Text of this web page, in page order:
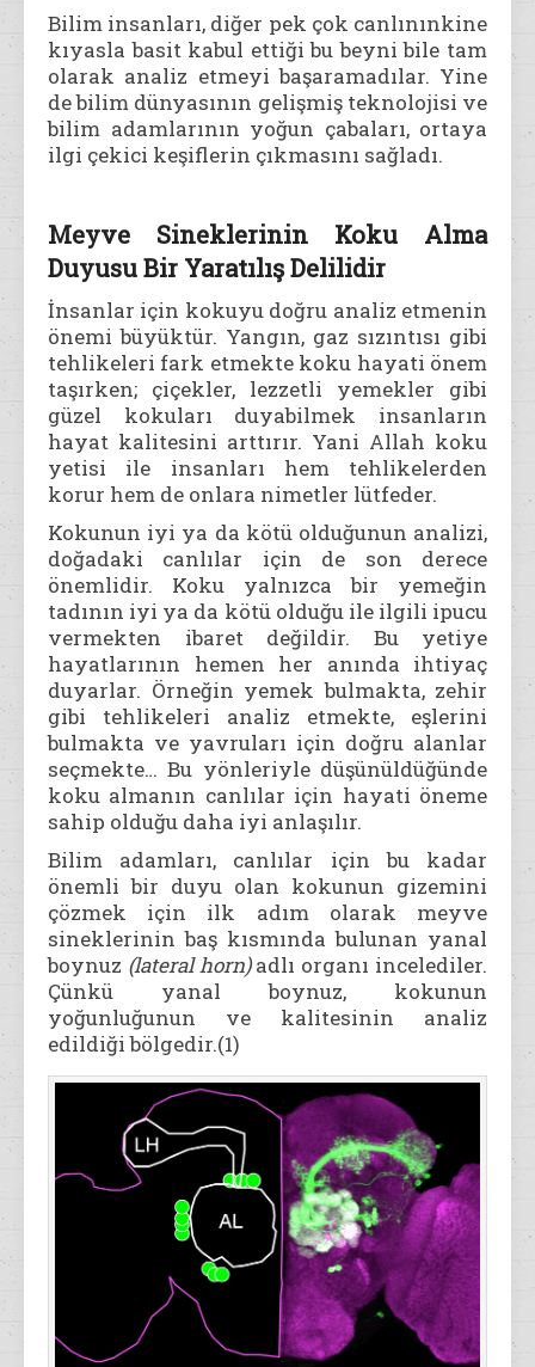
Bilim insanları, diğer pek çok canlınınkine
kıyasla basit kabul ettiği bu beyni bile tam
olarak analiz etmeyi başaramadılar. Yine
de bilim dünyasının gelişmiş teknolojisi ve
bilim adamlarının yoğun çabaları, ortaya
ilgi çekici keşiflerin çıkmasını sağladı.
Meyve Sineklerinin Koku Alma
Duyusu Bir Yaratılış Delilidir
İnsanlar için kokuyu doğru analiz etmenin
önemi büyüktür. Yangın, gaz sızıntısı gibi
tehlikeleri fark etmekte koku hayati önem
taşırken; çiçekler, lezzetli yemekler gibi
güzel kokuları duyabilmek insanların
hayat kalitesini arttırır. Yani Allah koku
yetisi ile insanları hem tehlikelerden
korur hem de onlara nimetler lütfeder.
Kokunun iyi ya da kötü olduğunun analizi,
doğadaki canlılar için de son derece
önemlidir. Koku yalnızca bir yemeğin
tadının iyi ya da kötü olduğu ile ilgili ipucu
vermekten ibaret değildir. Bu yetiye
hayatlarının hemen her anında ihtiyaç
duyarlar. Örneğin yemek bulmakta, zehir
gibi tehlikeleri analiz etmekte, eşlerini
bulmakta ve yavruları için doğru alanlar
seçmekte… Bu yönleriyle düşünüldüğünde
koku almanın canlılar için hayati öneme
sahip olduğu daha iyi anlaşılır.
Bilim adamları, canlılar için bu kadar
önemli bir duyu olan kokunun gizemini
çözmek için ilk adım olarak meyve
sineklerinin baş kısmında bulunan yanal
boynuz (lateral horn)adlı organı incelediler.
Çünkü yanal boynuz, kokunun
yoğunluğunun ve kalitesinin analiz
edildiği bölgedir.(1)